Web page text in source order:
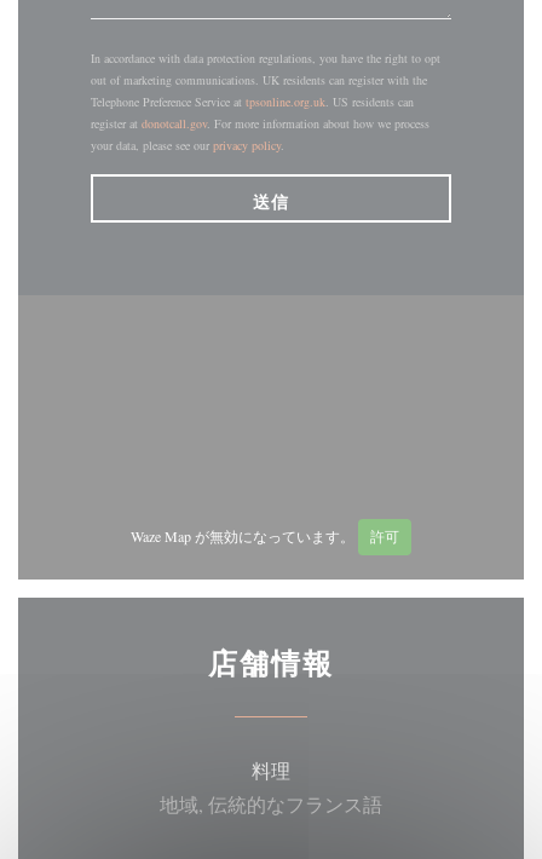
In accordance with data protection regulations, you have the right to opt
out of marketing communications. UK residents can register with the
Telephone Preference Service at tpsonline.org.uk. US residents can
register at donotcall.gov. For more information about how we process
your data, please see our privacy policy.
Waze Map が無効になっています。 許可
店舗情報
料理
地域, 伝統的なフランス語